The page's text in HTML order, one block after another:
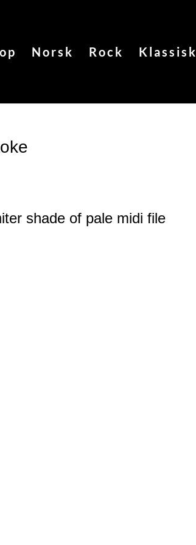
Norsk Rock Klassisk
shade of pale midi file